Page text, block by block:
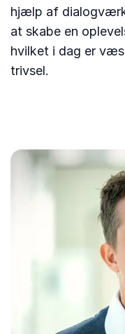
hjælp af
at skabe en
hvilket i dag er
trivsel.